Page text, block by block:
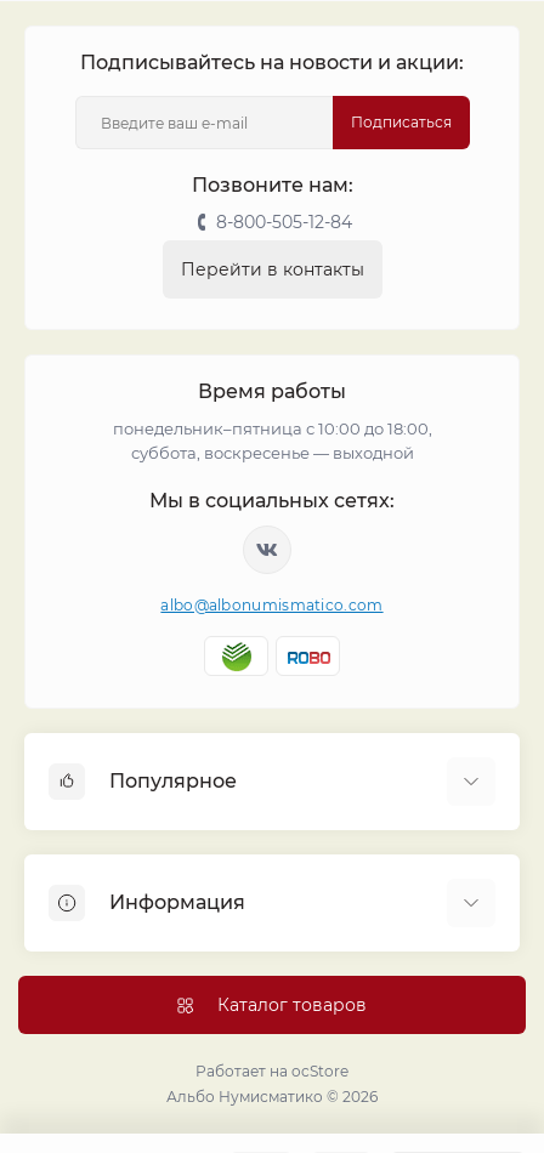
Подписывайтесь на новости и акции:
Подписаться
Позвоните нам:
8-800-505-12-84
Перейти в контакты
Время работы
понедельник–пятница с 10:00 до 18:00,
суббота, воскресенье — выходной
Мы в социальных сетях:
albo@albonumismatico.com
Популярное
Монеты
Банкноты
Листы для монет
Капсулы и холдеры
Проекты издательства
Информация
Договор публичной оферты
Политика конфиденциальности
Правовой раздел
Продавайте монеты и банкноты с помощью
Каталог товаров
Работает на ocStore
Альбо Нумисматико © 2026